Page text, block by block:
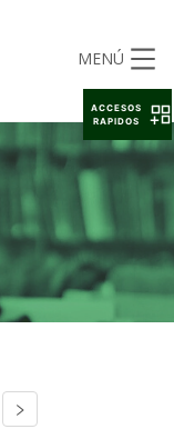
MENÚ
ACCESOS
RAPIDOS